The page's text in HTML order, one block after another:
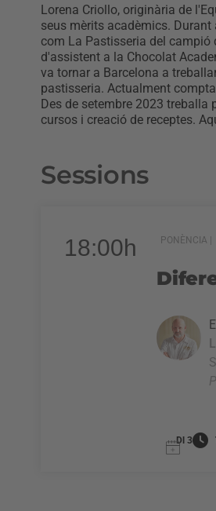
Lorena Criollo, originària de
seus mèrits acadèmics.
com La Pastisseria del campió
d'assistent a la Chocolat
va tornar a Barcelona a
pastisseria. Actualment
Des de setembre 2023
cursos i creació de receptes.
Sessions
18:00h PONÈNCIA |
Dl 3